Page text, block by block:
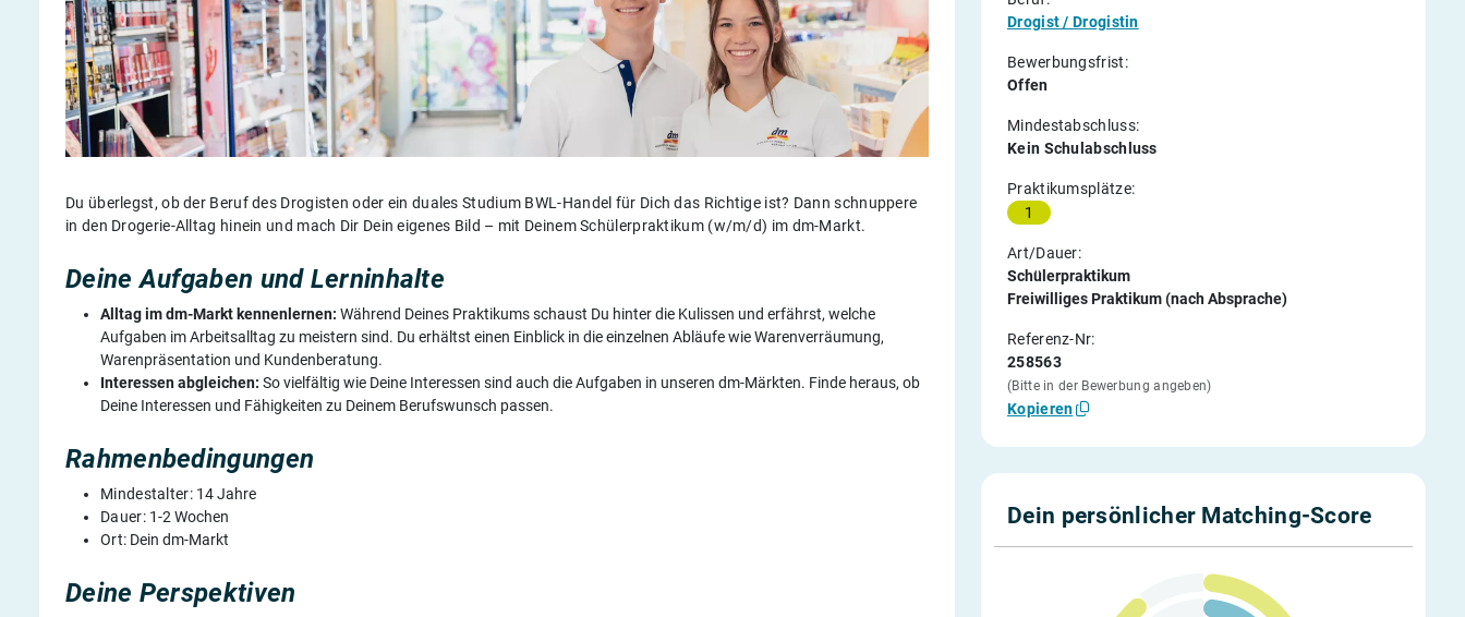
Du überlegst, ob der Beruf des Drogisten oder ein duales Studium BWL-Handel für Dich das Richtige ist? Dann schnuppere
in den Drogerie-Alltag hinein und mach Dir Dein eigenes Bild – mit Deinem Schülerpraktikum (w/m/d) im dm-Markt.
Deine Aufgaben und Lerninhalte
Alltag im dm-Markt kennenlernen: Während Deines Praktikums schaust Du hinter die Kulissen und erfährst, welche
Aufgaben im Arbeitsalltag zu meistern sind. Du erhältst einen Einblick in die einzelnen Abläufe wie Warenverräumung,
Warenpräsentation und Kundenberatung.
Interessen abgleichen: So vielfältig wie Deine Interessen sind auch die Aufgaben in unseren dm-Märkten. Finde heraus, ob
Deine Interessen und Fähigkeiten zu Deinem Berufswunsch passen.
Rahmenbedingungen
Mindestalter:14 Jahre
Dauer:1-2 Wochen
Ort: Dein dm-Markt
Deine Perspektiven
Drogist / Drogistin
Bewerbungsfrist:
Offen
Mindestabschluss:
Kein Schulabschluss
Praktikumsplätze:
1
Art/Dauer:
Schülerpraktikum
Freiwilliges Praktikum (nach Absprache)
Referenz-Nr:
258563
(Bitte in der Bewerbung angeben)
Kopieren
Dein persönlicher Matching-Score